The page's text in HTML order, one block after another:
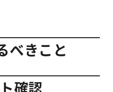
べきこと
確認